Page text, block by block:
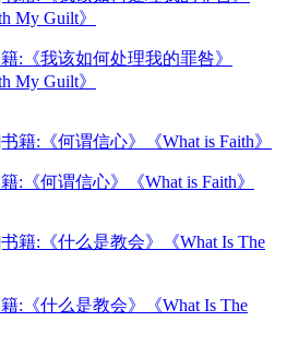
:《我该如何处理我的罪咎》
My Guilt》
:《何谓信心》《What is Faith》
:《什么是教会》《What Is The